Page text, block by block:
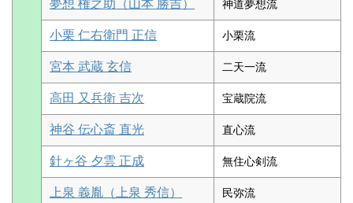
夢想 権之助（山本 勝吉） 神道夢想流
小栗 仁右衛門 正信 小栗流
宮本 武蔵 玄信 二天一流
高田 又兵衛 吉次 宝蔵院流
神谷 伝心斎 直光 直心流
針ヶ谷 夕雲 正成 無住心剣流
上泉 義胤（上泉 秀信） 民弥流